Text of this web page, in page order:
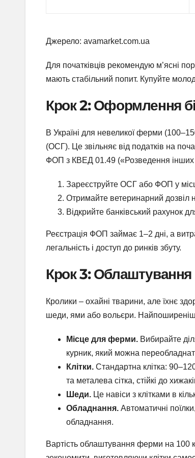
Джерело: avamarket.com.ua
Для початківців рекомендую м’ясні
мають стабільний попит. Купуйте
Крок 2: Оформлення
В Україні для невеликої ферми
(ОСГ). Це звільняє від податків на
ФОП з КВЕД 01.49 («Розведення інших
Зареєструйте ОСГ або ФОП у
Отримайте ветеринарний дозвіл
Відкрийте банківський рахунок
Реєстрація ФОП займає 1–2 дні, а
легальність і доступ до ринків збуту.
Крок 3:
Кролики – охайні тварини, але їхнє
шеди, ями або вольєри. Найпоширеніший
Місце для ферми. Вибирайте
курник, який можна
Клітки. Стандартна клітка:
та металева сітка, стійкі до
Шеди. Це навіси з клітками в
Обладнання. Автоматичні
обладнання.
Вартість облаштування ферми на 100